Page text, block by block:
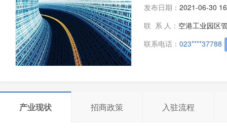
发布日期： 2021-06-30
联 系 人： 空港工业园区
联系电话： 023****37788
产业现状 招商政策 入驻流程